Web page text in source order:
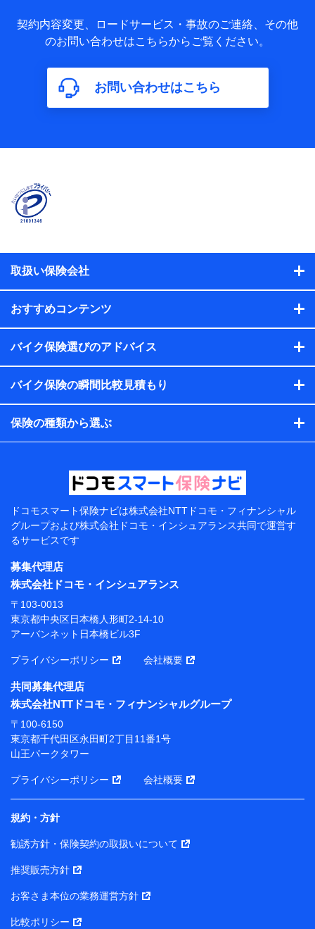
ー登録受付時に提供いただいた情報（氏名、住所、生年月
日、性別、保険契約者と被保険者の関係、保険加入の目的、
保険商品の内容、保険料、保険料のお支払方法、車のメーカ
ペットの種類や年齢など）及びお客様との応対記録（お客様
に提示した比較見積の試算結果情報、メールマガジンを提供
した際のメール内容や送信履歴の情報及び保険の更改案内等
を提供した際のメール内容や送信履歴などの情報）が含まれ
当社または株式会社NTTドコモ・フィナンシャルグループが
契約者と被保険者の関係、保険加入の目的、保険商品の内
容、保険料、保険料のお支払方法、車のメーカーや走行距離
などの情報、建物の構造や築年数などの情報、ペットの種類
【共同して利用する者の範囲】
当社
【利用目的】
提供する保険関連サービスにおけるユーザー登録受付および
取引のあるもしくは委託を受けている保険会社・提携会社の
会社のサービスを案内、提供するため
（各サービスで取得したサービス利用履歴、ウェブサイトの
閲覧履歴、購買履歴、ご契約内容等のパーソナルデータを分
析して、お客さまの趣味・嗜好・傾向に応じたサービス・商
品等に関するご提案や広告の配信等を行うことがありま
す。）
各種セミナーの開催のため
コンサルティングサービスの実施のため
アンケートやキャンペーン等の実施のため
上記に係る案内・手続き・管理等付帯業務を行うため
【当該個人データの管理について責任を有する者の名
称・住所・代表者名】
当該個人データを取り扱う各共同利用者（詳細は次のと
おり）
東京都千代田区永田町2丁目11番1号 山王パークタワー
株式会社NTTドコモ・フィナンシャルグループ 代表取
締役社長 廣井 孝史
東京都中央区日本橋人形町2-14-10 アーバンネット日
本橋ビル 3F
って、以下の提携代理店とお客様の個人データを共同利
用することがあります。
1. 共同利用する個人データの項目
氏名、生年月日、住所、メールアドレス、電話番号、個人の
契約内容変更、ロードサービス・事故のご連絡、その他
のお問い合わせはこちらからご覧ください。
お問い合わせはこちら
取扱い保険会社
おすすめコンテンツ
バイク保険選びのアドバイス
バイク保険の瞬間比較見積もり
保険の種類から選ぶ
ドコモスマート保険ナビは株式会社NTTドコモ・フィナンシャル
グループおよび株式会社ドコモ・インシュアランス共同で運営す
るサービスです
募集代理店
株式会社ドコモ・インシュアランス
〒103-0013
東京都中央区日本橋人形町2-14-10
アーバンネット日本橋ビル3F
プライバシーポリシー 会社概要
共同募集代理店
株式会社NTTドコモ・フィナンシャルグループ
〒100-6150
東京都千代田区永田町2丁目11番1号
山王パークタワー
プライバシーポリシー 会社概要
規約・方針
勧誘方針・保険契約の取扱いについて
推奨販売方針
お客さま本位の業務運営方針
比較ポリシー